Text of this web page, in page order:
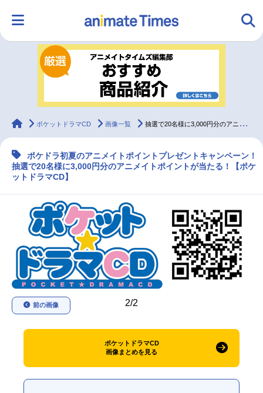
ランキング アニメ
ラジオ みんなの声
マンガ・ラノベ ゲーム・アプリ 音楽 コスプレ
2.5次元 配信・Vtuber トレンド 無料マンガ
最新記事一覧
アニメ記事一覧 声優記事一覧
アニメ映画一覧 実写化映画一覧
今期アニメ曜日別一覧
春アニメ
男性声優/女性声優一覧
animateTimes
ポケットドラマCD 画像一覧 抽選で20名様に3,000円分のアニメイトポイントをプレゼント！
ポケドラ初夏のアニメイトポイントプレゼントキャンペーン！
抽選で20名様に3,000円分のアニメイトポイントが当たる！【ポケ
ットドラマCD】
2/2
前の画像
ポケットドラマCD
画像まとめを見る